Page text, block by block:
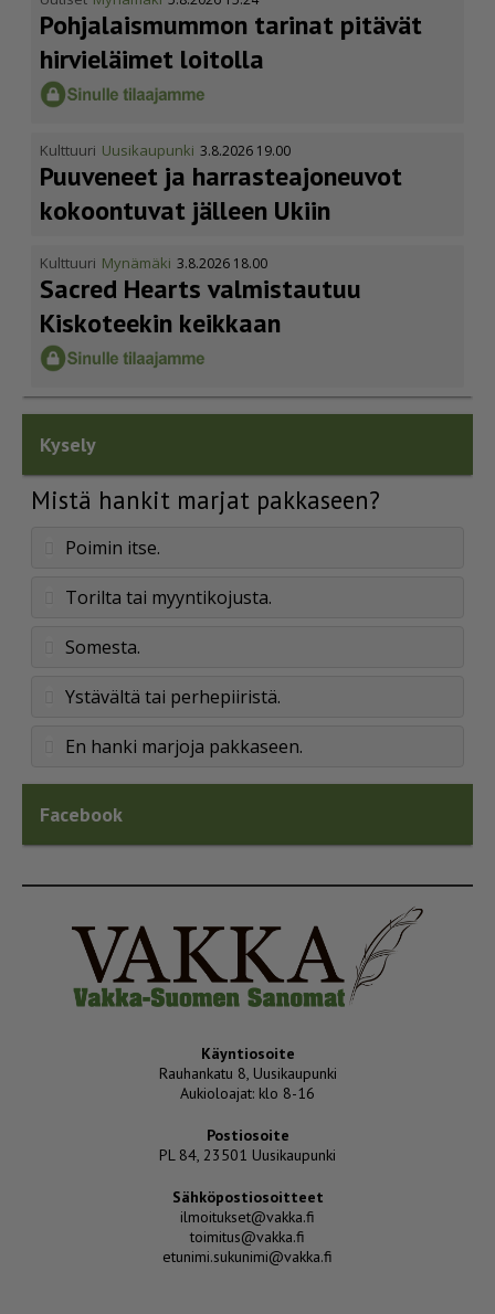
Pohja­lais­mummon tarinat pitävät
hirvieläimet loitolla
Kulttuuri Uusikaupunki 3.8.2026 19.00
Puuveneet ja harras­te­a­jo­neuvot
kokoontuvat jälleen Ukiin
Kulttuuri Mynämäki 3.8.2026 18.00
Sacred Hearts valmistautuu
Kiskoteekin keikkaan
Kysely
Mistä hankit marjat pakkaseen?
Poimin itse.
Torilta tai myyntikojusta.
Somesta.
Ystävältä tai perhepiiristä.
En hanki marjoja pakkaseen.
Facebook
Käyntiosoite
Rauhankatu 8, Uusikaupunki
Aukioloajat: klo 8-16
Postiosoite
PL 84, 23501 Uusikaupunki
Sähköpostiosoitteet
ilmoitukset@vakka.fi
toimitus@vakka.fi
etunimi.sukunimi@vakka.fi